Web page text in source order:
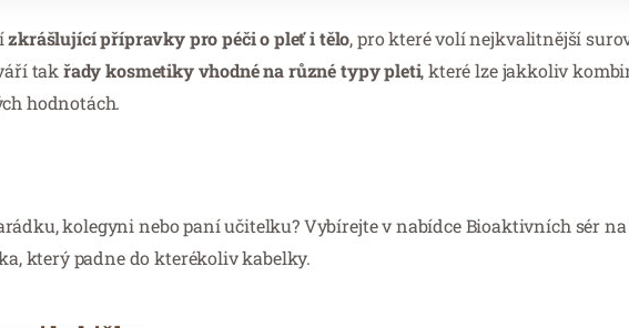
zkrášlující přípravky pro péči o pleť i tělo, pro které volí nejkvalitnější
tak řady kosmetiky vhodné na různé typy pleti, které lze jakkoliv
hodnotách.
kolegyni nebo paní učitelku? Vybírejte v nabídce Bioaktivních sér
který padne do kterékoliv kabelky.